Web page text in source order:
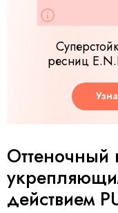
ресниц
Оттеночный
действием